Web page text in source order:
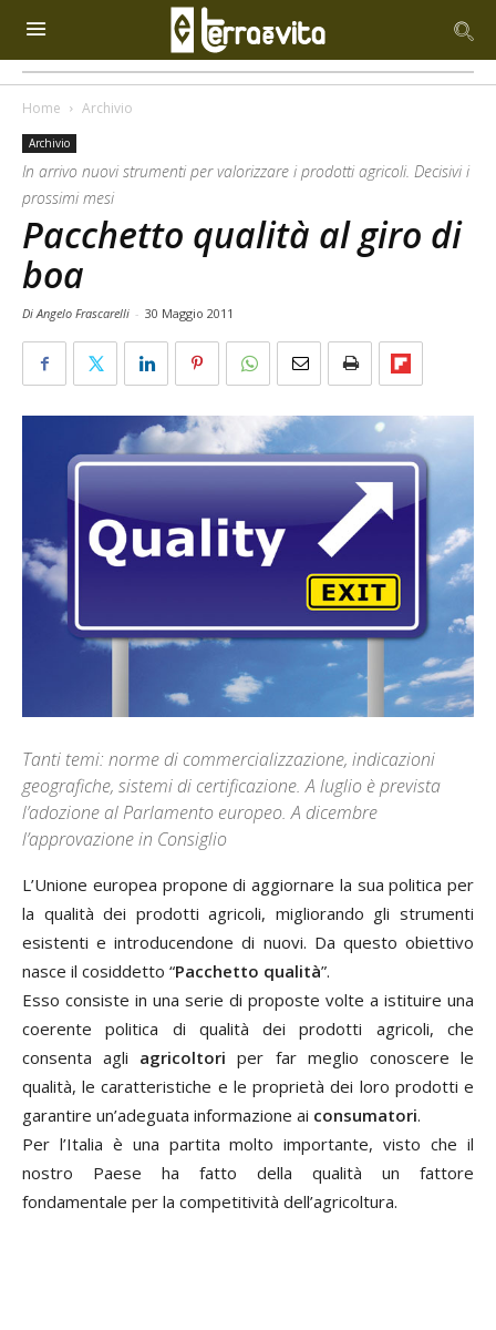
Home Archivio
Archivio
In arrivo nuovi strumenti per valorizzare i prodotti agricoli. Decisivi i
prossimi mesi
Pacchetto qualità al giro di
boa
Di Angelo Frascarelli - 30 Maggio 2011
Tanti temi: norme di commercializzazione, indicazioni
geografiche, sistemi di certificazione. A luglio è prevista
l’adozione al Parlamento europeo. A dicembre
l’approvazione in Consiglio
L’Unione europea propone di aggiornare la sua politica per
la qualità dei prodotti agricoli, migliorando gli strumenti
esistenti e introducendone di nuovi. Da questo obiettivo
nasce il cosiddetto “Pacchetto qualità”.
Esso consiste in una serie di proposte volte a istituire una
coerente politica di qualità dei prodotti agricoli, che
consenta agli agricoltori per far meglio conoscere le
qualità, le caratteristiche e le proprietà dei loro prodotti e
garantire un’adeguata informazione ai consumatori.
Per l’Italia è una partita molto importante, visto che il
nostro Paese ha fatto della qualità un fattore
fondamentale per la competitività dell’agricoltura.